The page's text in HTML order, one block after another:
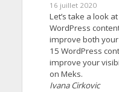
16 juillet 2020
Let’s take a look
WordPress
improve both your
15 WordPress
improve your
on Meks.
Ivana Cirkovic